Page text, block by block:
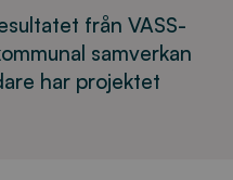
från VASS-
samverkan
har projektet